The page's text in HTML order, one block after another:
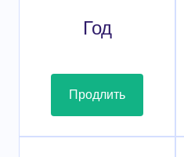
Год
Продлить